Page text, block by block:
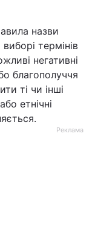
назви
термінів
негативні
благополуччя
ті чи інші
етнічні
Реклама